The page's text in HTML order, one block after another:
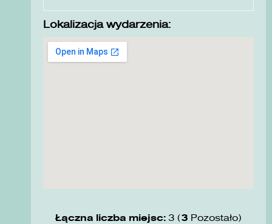
Lokalizacja wydarzenia:
Łączna liczba miejsc: 3 (3 Pozostało)